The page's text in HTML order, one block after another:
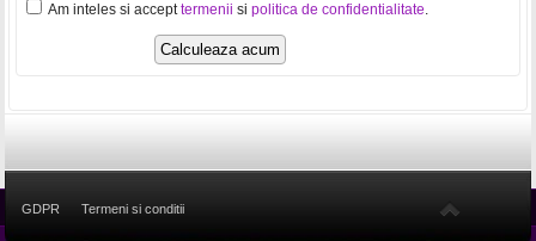
Am inteles si accepttermenii si politica de confidentialitate.
GDPR Termeni si conditii